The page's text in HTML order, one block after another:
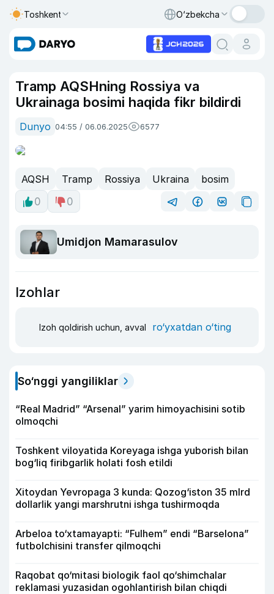
Toshkent O‘zbekcha
Tramp AQSHning Rossiya va
Ukrainaga bosimi haqida fikr bildirdi
Dunyo 04:55 / 06.06.2025 6577
AQSH Tramp Rossiya Ukraina
bosim
0
0
Umidjon Mamarasulov
Izohlar
Izoh qoldirish uchun, avval ro‘yxatdan o‘ting
So‘nggi yangiliklar
“Real Madrid” “Arsenal” yarim himoyachisini sotib
olmoqchi
Toshkent viloyatida Koreyaga ishga yuborish bilan
bog‘liq firibgarlik holati fosh etildi
Xitoydan Yevropaga 3 kunda: Qozog‘iston 35 mlrd
dollarlik yangi marshrutni ishga tushirmoqda
Arbeloa to‘xtamayapti: “Fulhem” endi “Barselona”
futbolchisini transfer qilmoqchi
Raqobat qo‘mitasi biologik faol qo‘shimchalar
reklamasi yuzasidan ogohlantirish bilan chiqdi